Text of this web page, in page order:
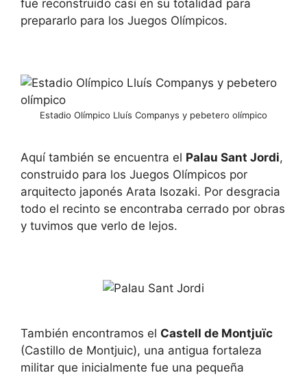
fue reconstruido casi en su totalidad para
prepararlo para los Juegos Olímpicos.
Estadio Olímpico Lluís Companys y pebetero olímpico
Aquí también se encuentra el Palau Sant Jordi,
construido para los Juegos Olímpicos por
arquitecto japonés Arata Isozaki. Por desgracia
todo el recinto se encontraba cerrado por obras
y tuvimos que verlo de lejos.
También encontramos el Castell de Montjuïc
(Castillo de Montjuic), una antigua fortaleza
militar que inicialmente fue una pequeña